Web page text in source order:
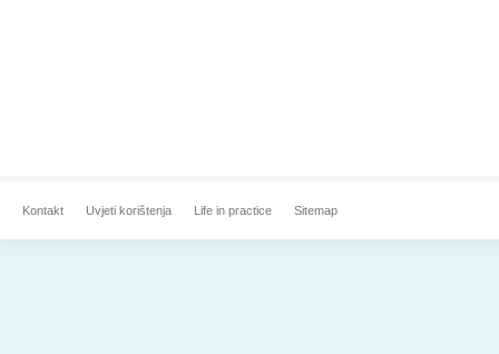
Kontakt Uvjeti korištenja Life in practice Sitemap